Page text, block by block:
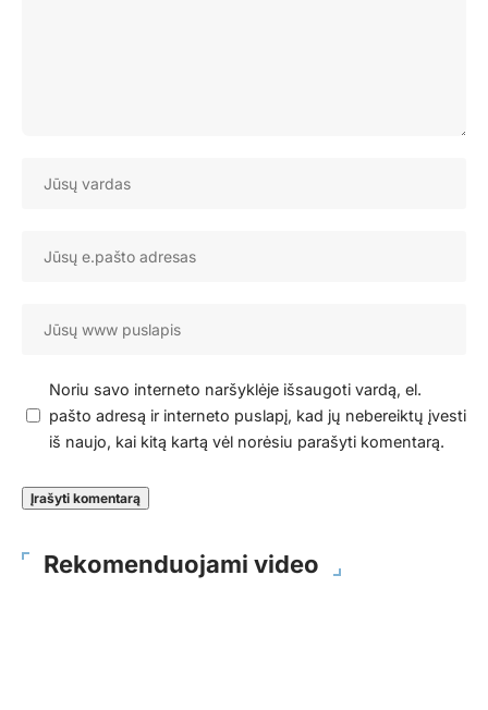
Noriu savo interneto naršyklėje išsaugoti vardą, el.
pašto adresą ir interneto puslapį, kad jų nebereiktų įvesti
iš naujo, kai kitą kartą vėl norėsiu parašyti komentarą.
Rekomenduojami video